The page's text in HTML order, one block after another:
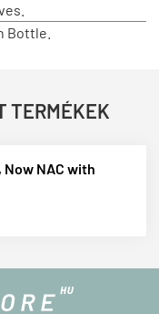
Bottle.
TERMÉKEK
NAC with